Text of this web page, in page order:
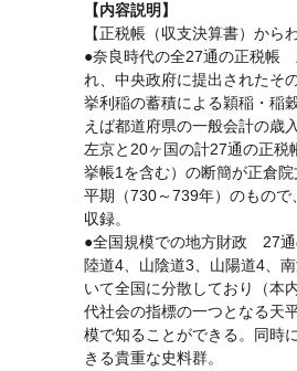
【内容説明】
【正税帳（収支決算書）から
●奈良時代の全27通の正税帳
れ、中央政府に提出されたそ
挙利稲の蓄積による穎稲・稲
えば都道府県の一般会計の歳
左京と20ヶ国の計27通の正税
挙帳1を含む）の断簡が正倉
平期（730～739年）のもの
収録。
●全国規模での地方財政 27
陸道4、山陰道3、山陽道4、
いて全国に分散しており（本
代社会の指標の一つとなる天
模で知ることができる。同時
きる貴重な史料群。